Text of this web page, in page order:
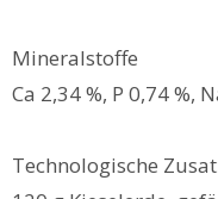
Mineralstoffe
Ca 2,34 %, P 0,74 %,
Technologische